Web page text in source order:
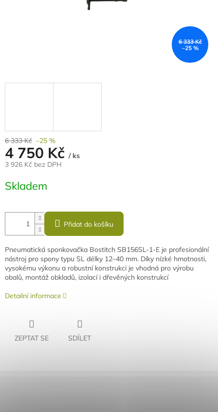
6 333 Kč
–25 %
6 333 Kč –25 %
4 750 Kč / ks
3 926 Kč bez DPH
cena:
Skladem
Přidat do košíku
Pneumatická sponkovačka Bostitch SB156SL-1-E je profesionální
nástroj pro spony typu SL délky 12–40 mm. Díky nízké hmotnosti,
vysokému výkonu a robustní konstrukci je vhodná pro výrobu
obalů, montáž obkladů, izolací i dřevěných konstrukcí
Detailní informace
ZEPTAT SE SDÍLET